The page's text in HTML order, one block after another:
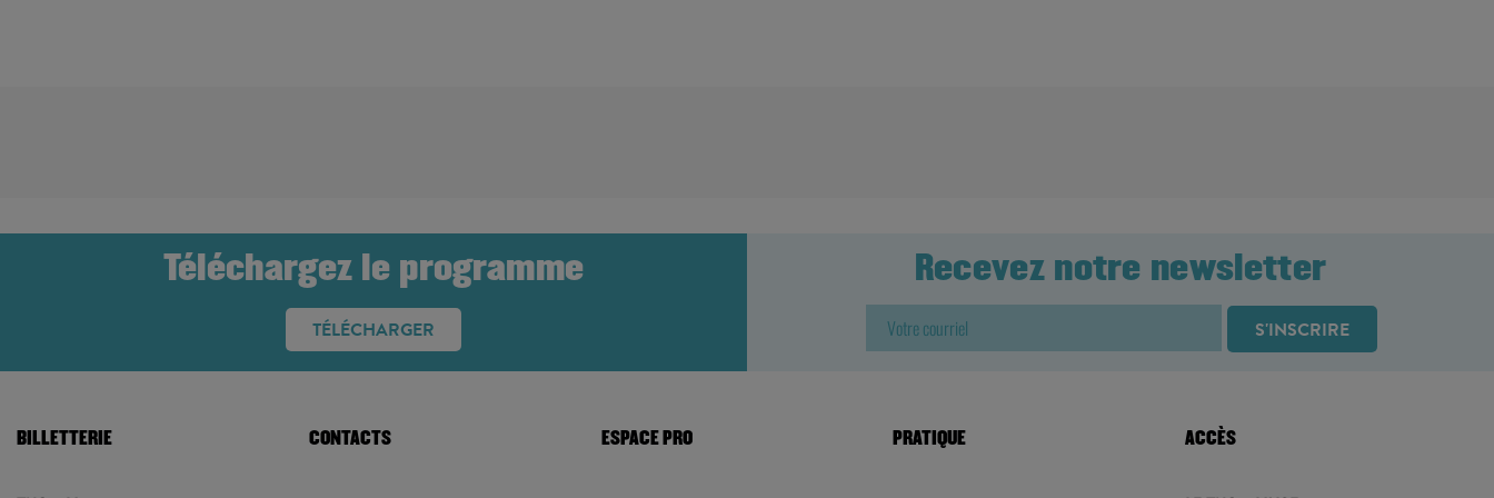
Téléchargez le programme
TÉLÉCHARGER
Recevez notre newsletter
BILLETTERIE CONTACTS ESPACE PRO PRATIQUE ACCÈS